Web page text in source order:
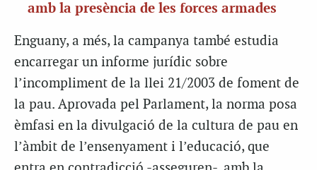
amb la presència de les forces armades
Enguany, a més, la campanya també estudia
encarregar un informe jurídic sobre
l’incompliment de la llei 21/2003 de foment de
la pau. Aprovada pel Parlament, la norma posa
èmfasi en la divulgació de la cultura de pau en
l’àmbit de l’ensenyament i l’educació, que